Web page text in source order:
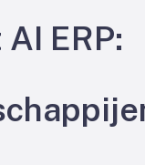
ERP: